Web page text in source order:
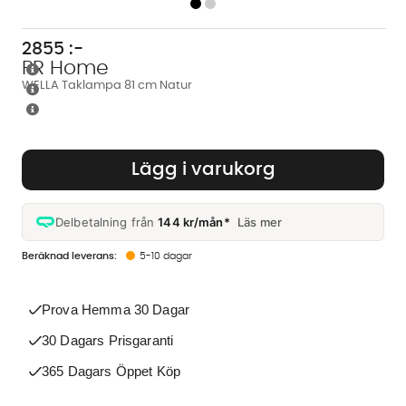
WELLA Taklampa 81 cm Natur
PR Home
2855 :-
Lägg i varukorg
Delbetalning från144 kr/mån* Läs mer
5-10 dagar
Prova Hemma 30 Dagar
30 Dagars Prisgaranti
365 Dagars Öppet Köp